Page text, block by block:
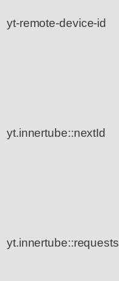
yt-remote-device-id
yt.innertube::nextId
yt.innertube::requests